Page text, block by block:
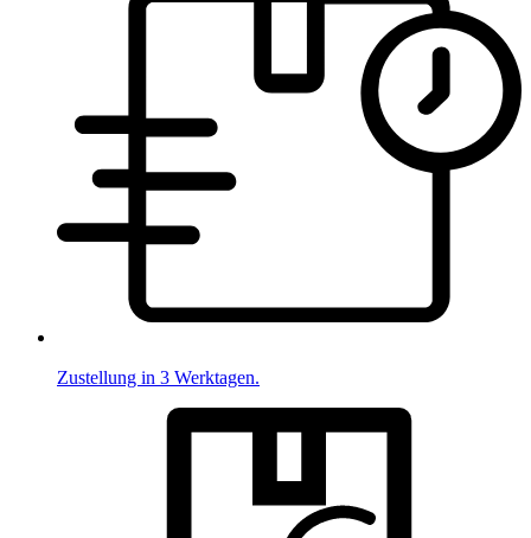
Zustellung in 3 Werktagen.